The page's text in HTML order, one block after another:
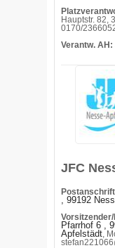
Hauptstr. 82,
0170/
Verantw. AH:
JFC
Postanschrift
, 99192
Pfarrhof 6 ,
Apfelstädt,